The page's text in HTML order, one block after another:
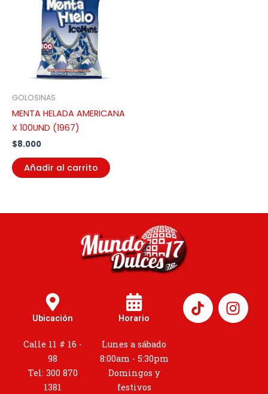
GOLOSINAS
MENTA HELADA AMERICANA
X 100UND (1967)
$8.000
Añadir al carrito
Ubicación
Calle 11 # 16 -
98
Tel: 300 870
1381
Horario
Lunes a sábado
8:00am - 5:30pm
Domingos y
festivos
I
n
s